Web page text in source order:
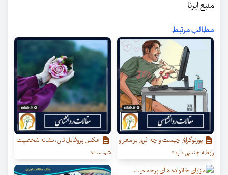
منبع ایرنا
مطالب مرتبط
پورنوگرافی چیست و چه اثری بر مغز و
رابطه جنسی دارد؟
عکس پروفایل تان، نشانه شخصیت
شماست!